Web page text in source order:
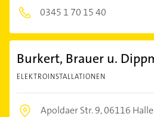
0345 1 70 15 40
Burkert, Brauer u.
ELEKTROINSTALLATIONEN
Apoldaer Str. 9,06116 Halle